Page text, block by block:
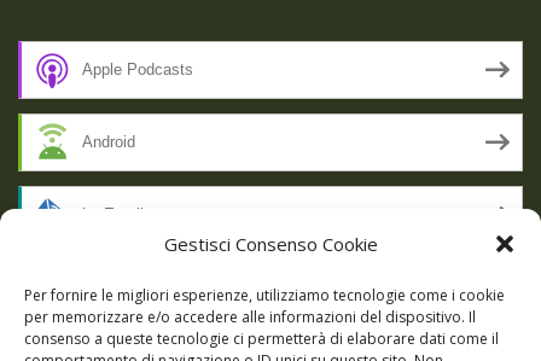
Gestisci Consenso Cookie
Per fornire le migliori esperienze, utilizziamo tecnologie come i cookie
per memorizzare e/o accedere alle informazioni del dispositivo. Il
consenso a queste tecnologie ci permetterà di elaborare dati come il
Apple Podcasts
Android
by Email
RSS